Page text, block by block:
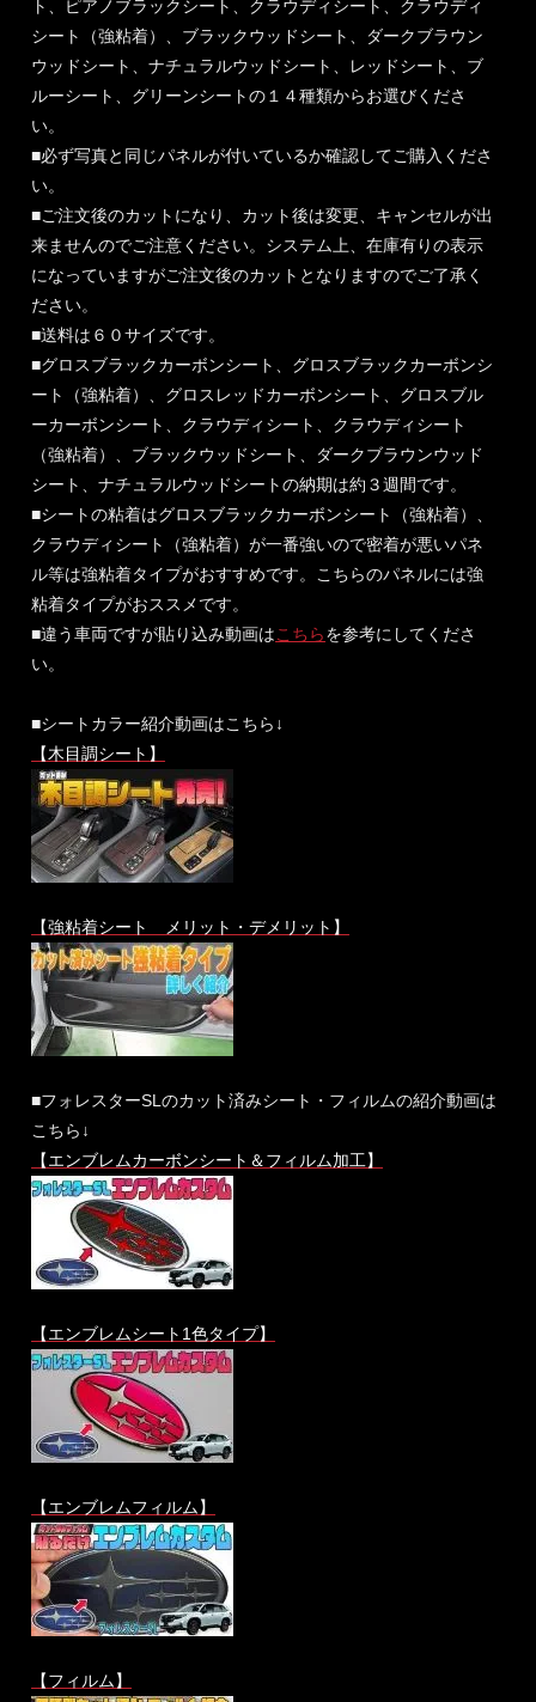
ト、ピアノブラックシート、クラウディシート、クラウディ
シート（強粘着）、ブラックウッドシート、ダークブラウン
ウッドシート、ナチュラルウッドシート、レッドシート、ブ
ルーシート、グリーンシートの１４種類からお選びくださ
い。
■必ず写真と同じパネルが付いているか確認してご購入くださ
い。
■ご注文後のカットになり、カット後は変更、キャンセルが出
来ませんのでご注意ください。システム上、在庫有りの表示
になっていますがご注文後のカットとなりますのでご了承く
ださい。
■送料は６０サイズです。
■グロスブラックカーボンシート、グロスブラックカーボンシ
ート（強粘着）、グロスレッドカーボンシート、グロスブル
ーカーボンシート、クラウディシート、クラウディシート
（強粘着）、ブラックウッドシート、ダークブラウンウッド
シート、ナチュラルウッドシートの納期は約３週間です。
■シートの粘着はグロスブラックカーボンシート（強粘着）、
クラウディシート（強粘着）が一番強いので密着が悪いパネ
ル等は強粘着タイプがおすすめです。こちらのパネルには強
粘着タイプがおススメです。
■違う車両ですが貼り込み動画はこちらを参考にしてくださ
い。
■シートカラー紹介動画はこちら↓
【木目調シート】
【強粘着シート メリット・デメリット】
■フォレスターSLのカット済みシート・フィルムの紹介動画は
こちら↓
【エンブレムカーボンシート＆フィルム加工】
【エンブレムシート1色タイプ】
【エンブレムフィルム】
【フィルム】